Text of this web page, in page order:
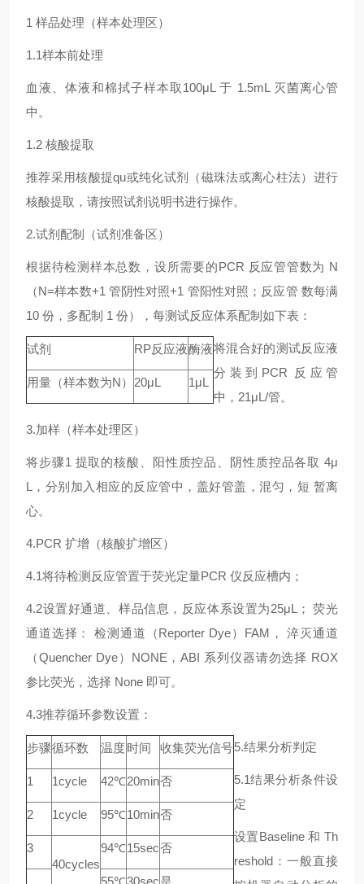
1 样品处理（样本处理区）
1.1样本前处理
血液、体液和棉拭子样本取100μL 于 1.5mL 灭菌离心管
中。
1.2 核酸提取
推荐采用核酸提qu或纯化试剂（磁珠法或离心柱法）进行
核酸提取，请按照试剂说明书进行操作。
2.试剂配制（试剂准备区）
根据待检测样本总数，设所需要的PCR 反应管管数为 N
（N=样本数+1 管阴性对照+1 管阳性对照；反应管 数每满
10 份，多配制 1 份），每测试反应体系配制如下表：
试剂 RP反应液酶液
用量（样本数为N） 20μL 1μL
将混合好的测试反应液
分装到PCR 反应管
中，21μL/管。
3.加样（样本处理区）
将步骤1 提取的核酸、阳性质控品、阴性质控品各取 4μ
L，分别加入相应的反应管中，盖好管盖，混匀，短 暂离
心。
4.PCR 扩增（核酸扩增区）
4.1将待检测反应管置于荧光定量PCR 仪反应槽内；
4.2设置好通道、样品信息，反应体系设置为25μL； 荧光
通道选择： 检测通道（Reporter Dye）FAM， 淬灭通道
（Quencher Dye）NONE，ABI 系列仪器请勿选择 ROX
参比荧光，选择 None 即可。
4.3推荐循环参数设置：
步骤循环数 温度时间 收集荧光信号
1 1cycle 42℃20min否
2 1cycle 95℃10min否
3
40cycles
94℃15sec否
55℃30sec是
5.结果分析判定
5.1结果分析条件设
定
设置Baseline 和 Th
reshold：一般直接